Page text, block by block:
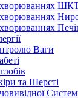
Ваги
та Шерсті